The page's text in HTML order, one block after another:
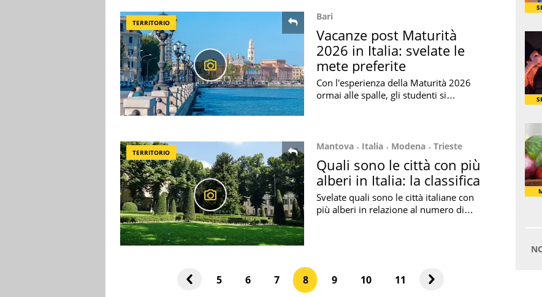
TERRITORIO
Bari
Vacanze post Maturità
2026 in Italia: svelate le
mete preferite
Con l'esperienza della Maturità 2026
ormai alle spalle, gli studenti si
TERRITORIO
Mantova Italia Modena Trieste
Quali sono le città con più
alberi in Italia: la classifica
Svelate quali sono le città italiane con
più alberi in relazione al numero di
5 6 7 8 9 10 11